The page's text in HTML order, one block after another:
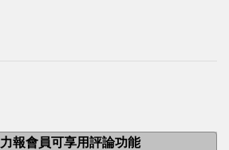
力報會員可享用評論功能